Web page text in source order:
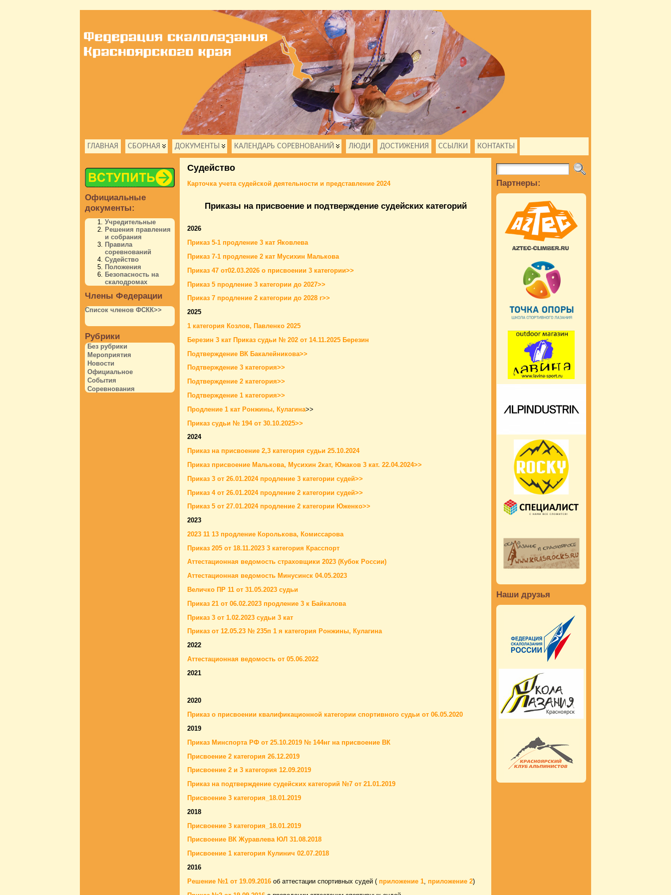
ГЛАВНАЯ СБОРНАЯ ДОКУМЕНТЫ КАЛЕНДАРЬ СОРЕВНОВАНИЙ ЛЮДИ ДОСТИЖЕНИЯ ССЫЛКИ КОНТАКТЫ
Официальные
документы:
Учредительные
Решения правления
и собрания
Правила
соревнований
Судейство
Положения
Безопасность на
скалодромах
Члены Федерации
Список членов ФСКК>>
Рубрики
Без рубрики
Мероприятия
Новости
Официальное
События
Соревнования
Судейство
Карточка учета судейской деятельности и представление 2024
Приказы на присвоение и подтверждение судейских категорий
2026
Приказ 5-1 продление 3 кат Яковлева
Приказ 7-1 продление 2 кат Мусихин Малькова
Приказ 47 от02.03.2026 о присвоении 3 категории>>
Приказ 5 продление 3 категории до 2027>>
Приказ 7 продление 2 категории до 2028 г>>
2025
1 категория Козлов, Павленко 2025
Березин 3 кат Приказ судьи № 202 от 14.11.2025 Березин
Подтверждение ВК Бакалейникова>>
Подтверждение 3 категория>>
Подтверждение 2 категория>>
Подтверждение 1 категория>>
Продление 1 кат Ронжины, Кулагина>>
Приказ судьи № 194 от 30.10.2025>>
2024
Приказ на присвоение 2,3 категория судьи 25.10.2024
Приказ присвоение Малькова, Мусихин 2кат, Южаков 3 кат. 22.04.2024>>
Приказ 3 от 26.01.2024 продление 3 категории судей>>
Приказ 4 от 26.01.2024 продление 2 категории судей>>
Приказ 5 от 27.01.2024 продление 2 категории Юженко>>
2023
2023 11 13 продление Королькова, Комиссарова
Приказ 205 от 18.11.2023 3 категория Красспорт
Аттестационная ведомость страховщики 2023 (Кубок России)
Аттестационная ведомость Минусинск 04.05.2023
Величко ПР 11 от 31.05.2023 судьи
Приказ 21 от 06.02.2023 продление 3 к Байкалова
Приказ 3 от 1.02.2023 судьи 3 кат
Приказ от 12.05.23 № 235п 1 я категория Ронжины, Кулагина
2022
Аттестационная ведомость от 05.06.2022
2021
2020
Приказ о присвоении квалификационной категории спортивного судьи от 06.05.2020
2019
Приказ Минспорта РФ от 25.10.2019 № 144нг на присвоение ВК
Присвоение 2 категория 26.12.2019
Присвоение 2 и 3 категория 12.09.2019
Приказ на подтверждение судейских категорий №7 от 21.01.2019
Присвоение 3 категория_18.01.2019
2018
Присвоение 3 категория_18.01.2019
Присвоение ВК Журавлева ЮЛ 31.08.2018
Присвоение 1 категория Кулинич 02.07.2018
2016
Решение №1 от 19.09.2016 об аттестации спортивных судей ( приложение 1 приложение 2)
Партнеры:
Наши друзья